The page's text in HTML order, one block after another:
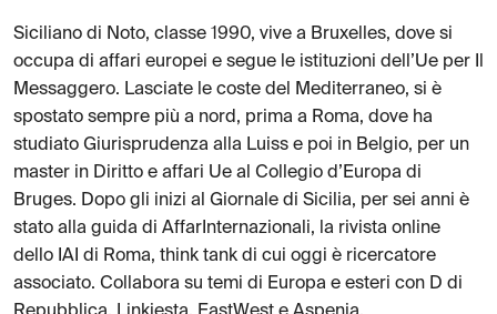
Siciliano di Noto, classe 1990, vive a Bruxelles, dove si
occupa di affari europei e segue le istituzioni dell’Ue per Il
Messaggero. Lasciate le coste del Mediterraneo, si è
spostato sempre più a nord, prima a Roma, dove ha
studiato Giurisprudenza alla Luiss e poi in Belgio, per un
master in Diritto e affari Ue al Collegio d’Europa di
Bruges. Dopo gli inizi al Giornale di Sicilia, per sei anni è
stato alla guida di AffarInternazionali, la rivista online
dello IAI di Roma, think tank di cui oggi è ricercatore
associato. Collabora su temi di Europa e esteri con D di